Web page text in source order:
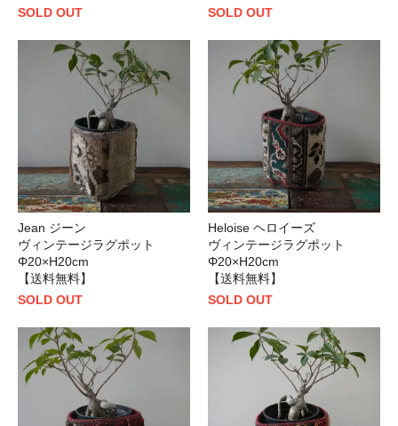
SOLD OUT
SOLD OUT
Jean ジーン
ヴィンテージラグポット
Φ20×H20cm
【送料無料】
SOLD OUT
Heloise ヘロイーズ
ヴィンテージラグポット
Φ20×H20cm
【送料無料】
SOLD OUT